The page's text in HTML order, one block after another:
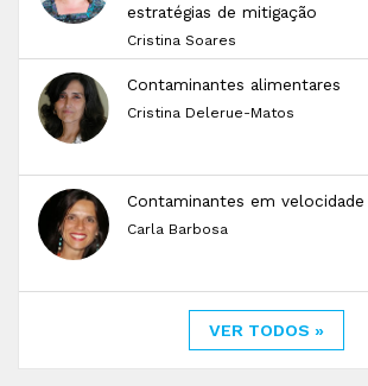
estratégias de mitigação
Cristina Soares
Contaminantes alimentares
Cristina Delerue-Matos
Contaminantes em
Carla Barbosa
VER TODOS »